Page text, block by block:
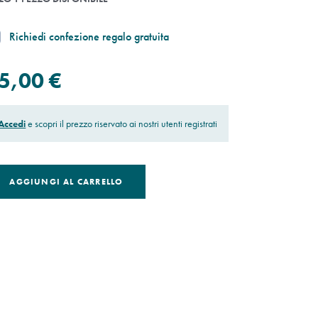
Richiedi confezione regalo gratuita
€
e scopri il prezzo riservato ai nostri utenti registrati
AGGIUNGI AL CARRELLO